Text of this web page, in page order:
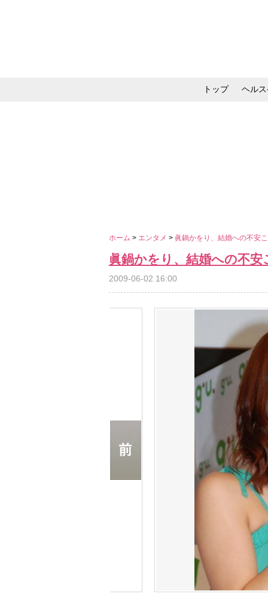
トップ ヘル
ホーム > エンタメ > 眞鍋かをり、結婚への不安
眞鍋かをり、結婚への不
2009-06-02 16:00